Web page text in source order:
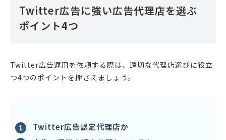
Twitter広告に強い広告代理店を選ぶ
ポイント4つ
Twitter広告運用を依頼する際は、適切な代理店選びに役立
つ4つのポイントを押さえましょう。
Twitter広告認定代理店か